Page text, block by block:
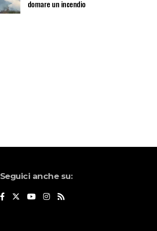
domare un incendio
Seguici anche su: